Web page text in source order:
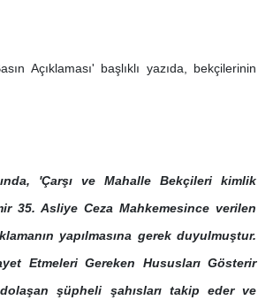
Açıklaması' başlıklı yazıda, bekçilerinin
'Çarşı ve Mahalle Bekçileri kimlik
35. Asliye Ceza Mahkemesince verilen
yapılmasına gerek duyulmuştur.
Etmeleri Gereken Hususları Gösterir
şüpheli şahısları takip eder ve